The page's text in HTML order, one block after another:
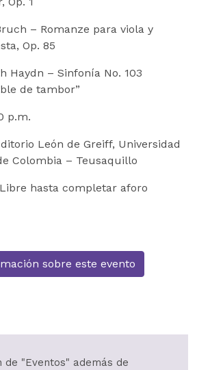
– Romanze para viola y
Op. 85
Haydn – Sinfonía No. 103
de tambor”
p.m.
León de Greiff, Universidad
Colombia – Teusaquillo
Libre hasta completar aforo
sobre este evento
de "Eventos" además de